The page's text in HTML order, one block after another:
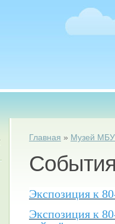
Вы здесь
Главная » Музей
События
Экспозиция к
Экспозиция к